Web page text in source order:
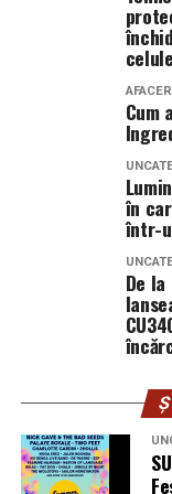
Adrian Pădurețu
s-a ocupat
Miron, iar de
„În Pielea Mea”
Producător
Producător:
Producător
Casting:
Realizat cu
Prima
simte
Aici, dacă mă
pluș, mai ales
piele, umplu
senzația că
care a stat prea
detergent și,
Un urs din
suprafață mai
independent, ci
părea un pic mai
secunde, devine
AFACERI
Cum
în
într-
De